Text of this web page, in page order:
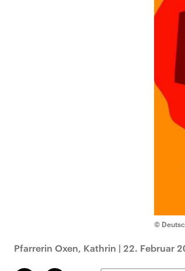
©
Pfarrerin Oxen, Kathrin | 22. Februar